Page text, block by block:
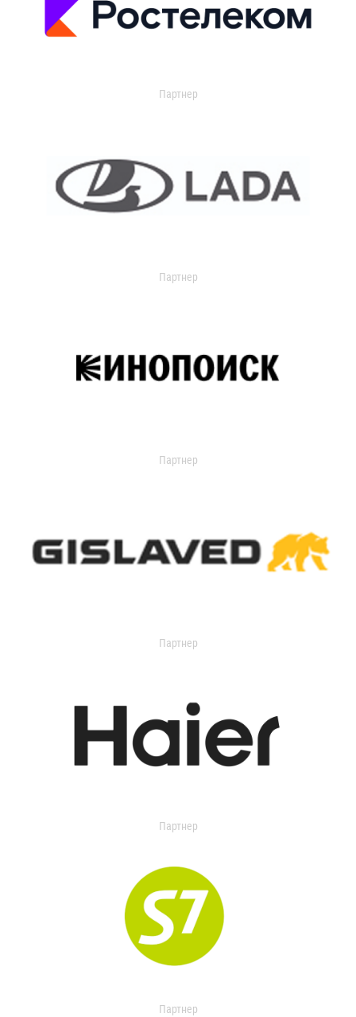
Партнер
Партнер
Партнер
Партнер
Партнер
Партнер